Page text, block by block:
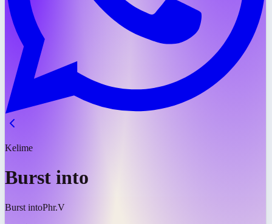
Kelime
Burst into
Burst intoPhr.V